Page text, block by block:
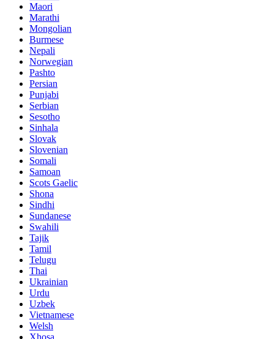
Maori
Marathi
Mongolian
Burmese
Nepali
Norwegian
Pashto
Persian
Punjabi
Serbian
Sesotho
Sinhala
Slovak
Slovenian
Somali
Samoan
Scots Gaelic
Shona
Sindhi
Sundanese
Swahili
Tajik
Tamil
Telugu
Thai
Ukrainian
Urdu
Uzbek
Vietnamese
Welsh
Xhosa